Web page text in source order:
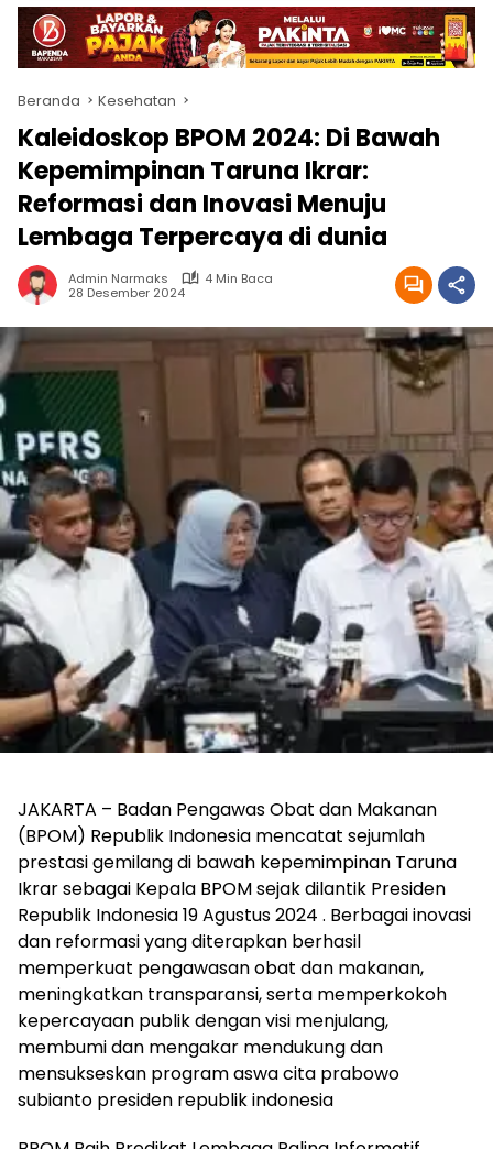
Beranda Kesehatan
Kaleidoskop BPOM 2024: Di Bawah
Kepemimpinan Taruna Ikrar:
Reformasi dan Inovasi Menuju
Lembaga Terpercaya di dunia
Admin Narmaks
4 Min Baca
28 Desember 2024
JAKARTA – Badan Pengawas Obat dan Makanan
(BPOM) Republik Indonesia mencatat sejumlah
prestasi gemilang di bawah kepemimpinan Taruna
Ikrar sebagai Kepala BPOM sejak dilantik Presiden
Republik Indonesia 19 Agustus 2024 . Berbagai inovasi
dan reformasi yang diterapkan berhasil
memperkuat pengawasan obat dan makanan,
meningkatkan transparansi, serta memperkokoh
kepercayaan publik dengan visi menjulang,
membumi dan mengakar mendukung dan
mensukseskan program aswa cita prabowo
subianto presiden republik indonesia